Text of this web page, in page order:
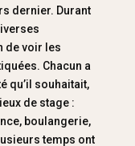
dernier. Durant
de voir les
Chacun a
qu’il souhaitait,
de stage :
boulangerie,
temps ont